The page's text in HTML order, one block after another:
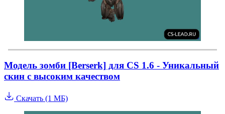
Модель зомби [Berserk] для CS 1.6 - Уникальный
скин с высоким качеством
Скачать (1 МБ)